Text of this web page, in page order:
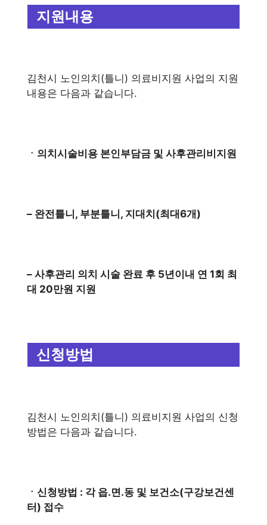
지원내용
김천시 노인의치(틀니) 의료비지원 사업의 지원
내용은 다음과 같습니다.
ㆍ의치시술비용 본인부담금 및 사후관리비지원
– 완전틀니, 부분틀니, 지대치(최대6개)
– 사후관리 의치 시술 완료 후 5년이내 연 1회 최
대 20만원 지원
신청방법
김천시 노인의치(틀니) 의료비지원 사업의 신청
방법은 다음과 같습니다.
ㆍ신청방법 : 각 읍.면.동 및 보건소(구강보건센
터) 접수